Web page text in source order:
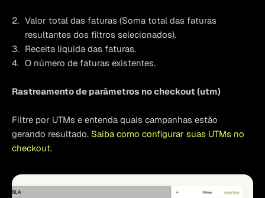
Valor total das faturas (Soma total das faturas
resultantes dos filtros selecionados).
Receita líquida das faturas.
O número de faturas existentes.
Rastreamento de parâmetros no checkout (utm)
Filtre por UTMs e entenda quais campanhas estão
gerando resultado. Saiba como configurar suas UTMs no
checkout.